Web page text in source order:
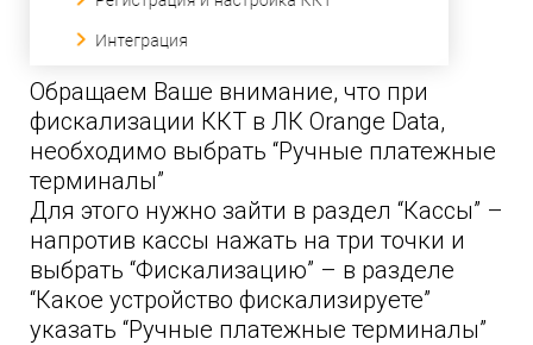
Обращаем Ваше внимание, что при
фискализации ККТ в ЛК Orange Data,
необходимо выбрать “Ручные платежные
терминалы”
Для этого нужно зайти в раздел “Кассы” –
напротив кассы нажать на три точки и
выбрать “Фискализацию” – в разделе
“Какое устройство фискализируете”
указать “Ручные платежные терминалы”